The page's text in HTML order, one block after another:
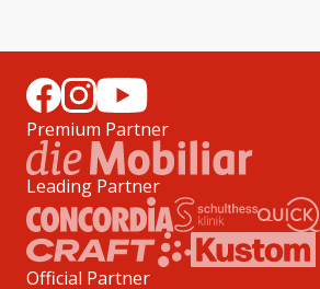
Premium Partner
Leading Partner
Official Partner